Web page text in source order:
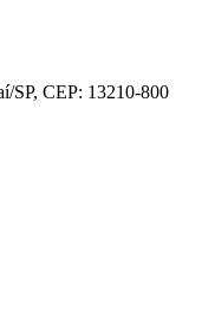
SP, CEP: 13210-800